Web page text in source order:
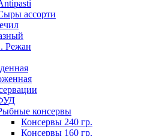
ассорти
Режан
консервы
Консервы 240 гр.
Консервы 160 гр.